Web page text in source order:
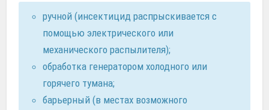
ручной (инсектицид распрыскивается с
помощью электрического или
механического распылителя);
обработка генератором холодного или
горячего тумана;
барьерный (в местах возможного